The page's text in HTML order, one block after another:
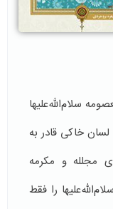
سلام‌الله‌علیها
خاکی قادر به
مجلله و مکرمه
را فقط